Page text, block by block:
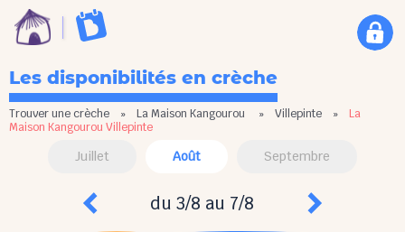
Les disponibilités en crèche
Trouver une crèche » La Maison Kangourou » Villepinte » La
Maison Kangourou Villepinte
Juillet Août Septembre
du 3/8 au 7/8